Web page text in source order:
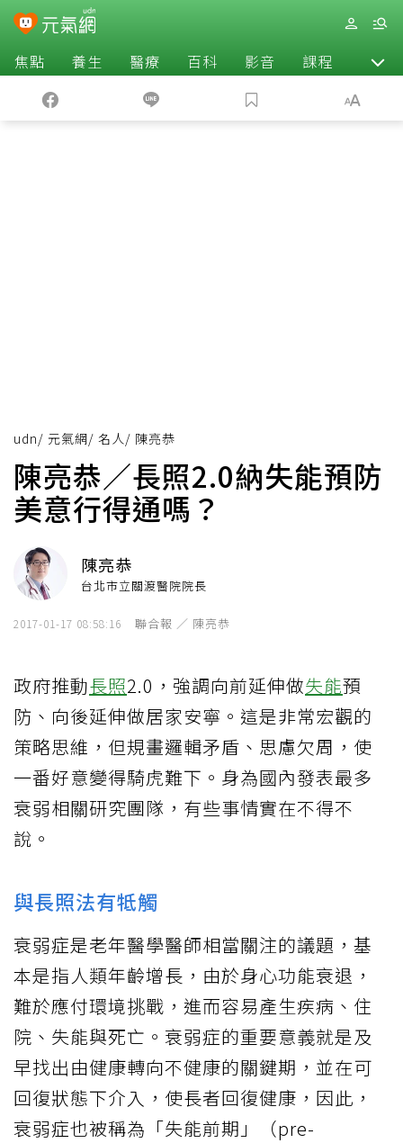
焦點 養生 醫療 百科 影音 課程 退休
udn/ 元氣網/ 名人/ 陳亮恭
陳亮恭／長照2.0納失能預防
美意行得通嗎？
陳亮恭
台北市立關渡醫院院長
2017-01-17 08:58:16 聯合報 ／ 陳亮恭
政府推動長照2.0，強調向前延伸做失能預
防、向後延伸做居家安寧。這是非常宏觀的
策略思維，但規畫邏輯矛盾、思慮欠周，使
一番好意變得騎虎難下。身為國內發表最多
衰弱相關研究團隊，有些事情實在不得不
說。
與長照法有牴觸
衰弱症是老年醫學醫師相當關注的議題，基
本是指人類年齡增長，由於身心功能衰退，
難於應付環境挑戰，進而容易產生疾病、住
院、失能與死亡。衰弱症的重要意義就是及
早找出由健康轉向不健康的關鍵期，並在可
回復狀態下介入，使長者回復健康，因此，
衰弱症也被稱為「失能前期」（pre-